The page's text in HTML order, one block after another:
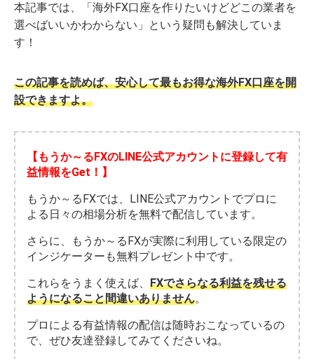
本記事では、「海外FX口座を作りたいけどどこの業者を
選べばいいかわからない」という疑問も解決していま
す！
この記事を読めば、安心して最もお得な海外FX口座を開
設できますよ。
【もうか～るFXのLINE公式アカウントに登録して有
益情報をGet！】
もうか～るFXでは、LINE公式アカウントでプロに
よる日々の相場分析を無料で配信しています。
さらに、もうか～るFXが実際に利用している限定の
インジケーターも無料プレゼント中です。
これらをうまく使えば、 FXでさらなる利益を残せる
ようになること間違いありません。
プロによる有益情報の配信は随時おこなっているの
で、ぜひ友達登録してみてくださいね。